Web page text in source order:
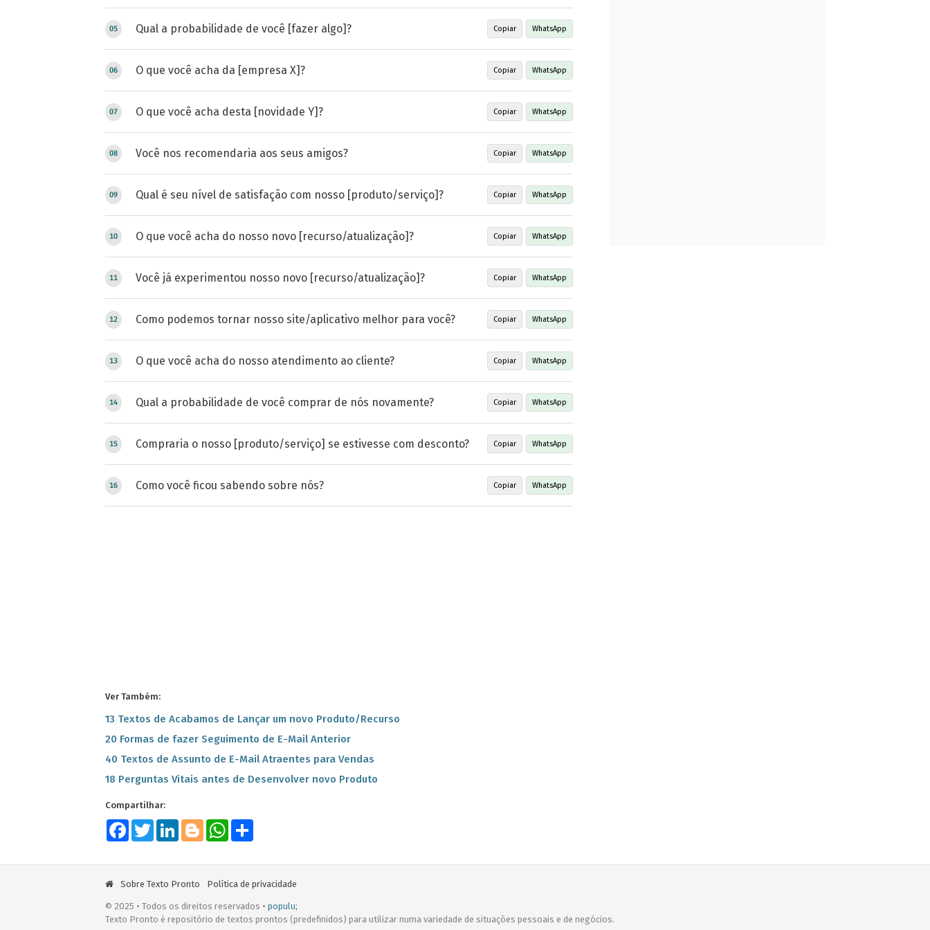
Qual a probabilidade de você [fazer algo]? Copiar WhatsApp
O que você acha da [empresa X]? Copiar WhatsApp
O que você acha desta [novidade Y]? Copiar WhatsApp
Você nos recomendaria aos seus amigos? Copiar WhatsApp
Qual é seu nível de satisfação com nosso [produto/serviço]? Copiar WhatsApp
O que você acha do nosso novo [recurso/atualização]? Copiar WhatsApp
Você já experimentou nosso novo [recurso/atualização]? Copiar WhatsApp
Como podemos tornar nosso site/aplicativo melhor para você? Copiar WhatsApp
O que você acha do nosso atendimento ao cliente? Copiar WhatsApp
Qual a probabilidade de você comprar de nós novamente? Copiar WhatsApp
Compraria o nosso [produto/serviço] se estivesse com desconto? Copiar WhatsApp
Como você ficou sabendo sobre nós? Copiar WhatsApp
Ver Também:
13 Textos de Acabamos de Lançar um novo Produto/Recurso
20 Formas de fazer Seguimento de E-Mail Anterior
40 Textos de Assunto de E-Mail Atraentes para Vendas
18 Perguntas Vitais antes de Desenvolver novo Produto
Facebook
TwitterLinkedInBloggerWhatsApp
Sobre Texto Pronto Política de privacidade
© 2025 • Todos os direitos reservados • populu;
Texto Pronto é repositório de textos prontos (predefinidos) para utilizar numa variedade de situações pessoais e de negócios.